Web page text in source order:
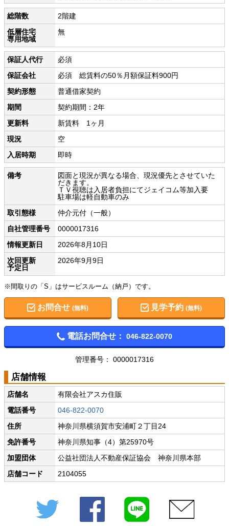
総階数
2階建
低層住宅
専用地域
無
保証人代行
必須
保証会社
必須 総賃料の50％月額保証料900円
契約形態
普通借家契約
期間
契約期間：2年
更新料
新賃料 1ヶ月
現況
空
入居時期
即時
備考
図面と現況が異なる場合、現況優先とさせていた
だきます。
ＴＶ視聴は入居者負担にてジェイコム等加入要
駐車場は軽自動車のみ
取引態様
仲介元付（一般）
自社管理番号
0000017316
情報更新日
2026年8月10日
次回更新
予定日
2026年9月9日
※間取りの「S」はサービスルーム（納戸）です。
お問合せ (無料) 見学予約(無料)
電話お問合せ： 046-822-0070
管理番号： 0000017316
店舗情報
店舗名
有限会社アスカ住販
電話番号
046-822-0070
住所
神奈川県横須賀市安浦町２丁目24
免許番号
神奈川県知事（4）第25970号
加盟団体
公益社団法人不動産保証協会 神奈川県本部
店舗コード
2104055
Twitter Facebook